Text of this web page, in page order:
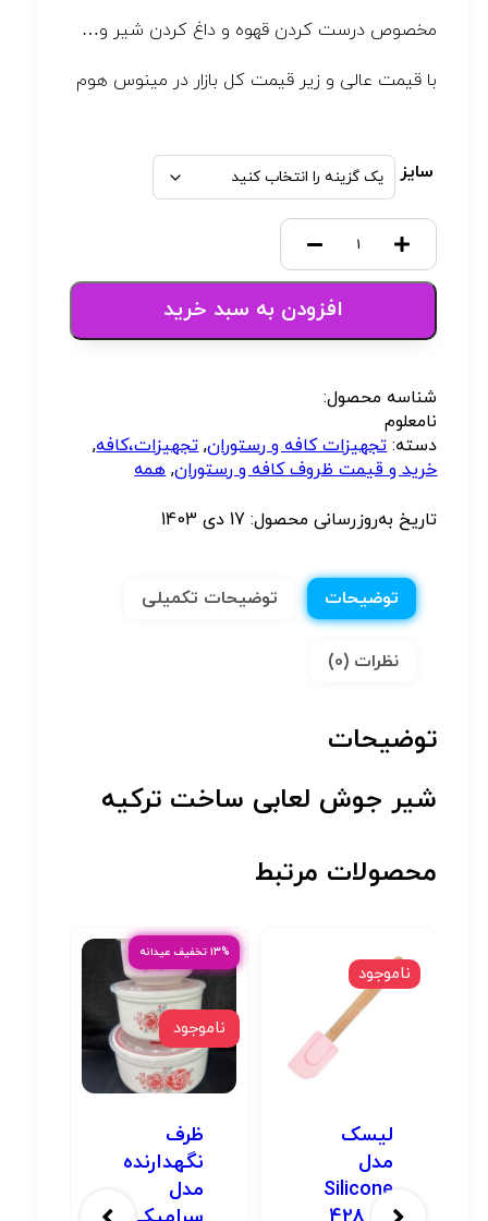
مخصوص درست کردن قهوه و داغ کردن شیر و…
با قیمت عالی و زیر قیمت کل بازار در مینوس هوم
سایز
افزودن به سبد خرید
شناسه محصول:
نامعلوم
دسته:تجهیزات کافه و رستوران,تجهیزات،کافه,
خرید و قیمت ظروف کافه و رستوران,همه
تاریخ به‌روزرسانی محصول: 17 دی 1403
توضیحات توضیحات تکمیلی
نظرات (0)
توضیحات
شیر جوش لعابی ساخت ترکیه
محصولات مرتبط
ناموجود
لیسک
مدل
Silicone
۱۳% تخفیف عیدانه
ناموجود
ظرف
نگهدارنده
مدل